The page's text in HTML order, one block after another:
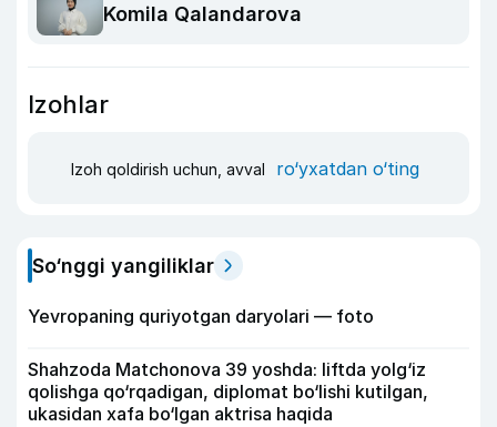
Komila Qalandarova
Izohlar
Izoh qoldirish uchun, avval ro‘yxatdan o‘ting
So‘nggi yangiliklar
Yevropaning quriyotgan daryolari — foto
Shahzoda Matchonova 39 yoshda: liftda yolg‘iz
qolishga qo‘rqadigan, diplomat bo‘lishi kutilgan,
ukasidan xafa bo‘lgan aktrisa haqida